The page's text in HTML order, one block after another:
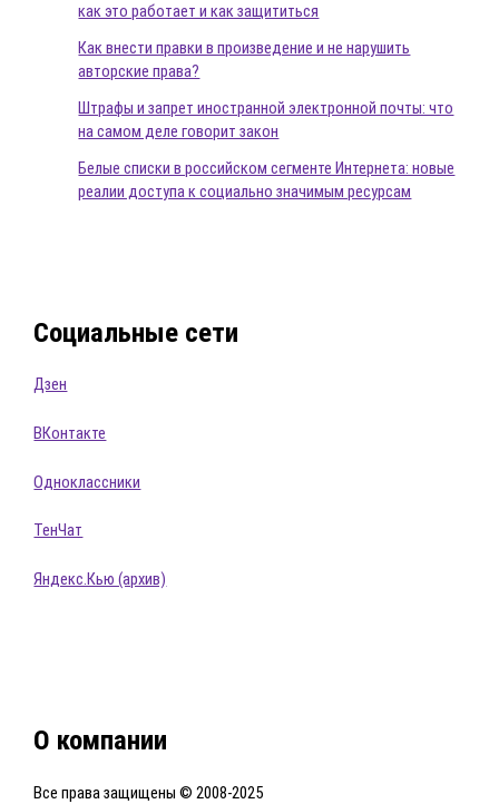
как это работает и как защититься
Как внести правки в произведение и не нарушить
авторские права?
Штрафы и запрет иностранной электронной почты: что
на самом деле говорит закон
Белые списки в российском сегменте Интернета: новые
реалии доступа к социально значимым ресурсам
Социальные сети
Дзен
ВКонтакте
Одноклассники
ТенЧат
Яндекс.Кью (архив)
О компании
Все права защищены © 2008-2025